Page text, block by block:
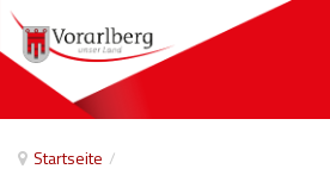
Startseite /
Home